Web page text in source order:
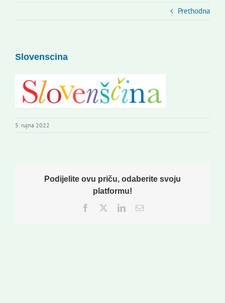
Prethodna
Slovenscina
5. rujna 2022
Podijelite ovu priču, odaberite svoju
platformu!
Facebook
TwitterLinkedInEmail: